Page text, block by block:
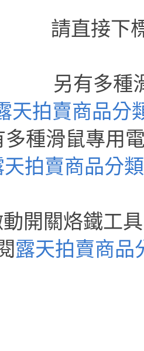
請直接下
另有多種
天拍賣商品分
多種滑鼠專用
天拍賣商品分
開關烙鐵工
露天拍賣商品